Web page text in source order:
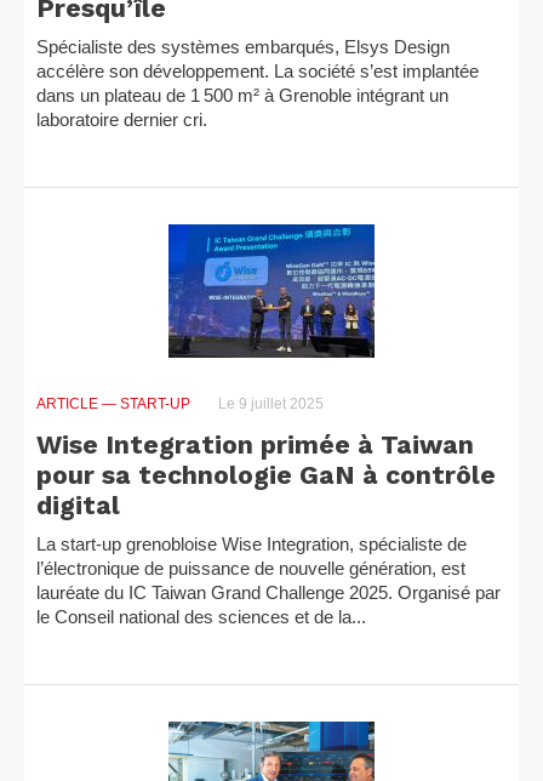
Presqu’île
Spécialiste des systèmes embarqués, Elsys Design
accélère son développement. La société s’est implantée
dans un plateau de 1 500 m² à Grenoble intégrant un
laboratoire dernier cri.
ARTICLE — START-UP Le 9 juillet 2025
Wise Integration primée à Taiwan
pour sa technologie GaN à contrôle
digital
La start-up grenobloise Wise Integration, spécialiste de
l’électronique de puissance de nouvelle génération, est
lauréate du IC Taiwan Grand Challenge 2025. Organisé par
le Conseil national des sciences et de la...